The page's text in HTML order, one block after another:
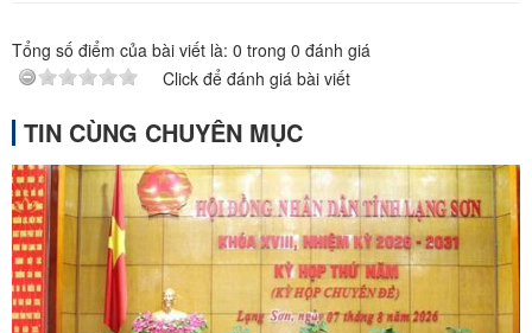
Tổng số điểm của bài viết là: 0 trong 0 đánh giá
Click để đánh giá bài viết
TIN CÙNG CHUYÊN MỤC